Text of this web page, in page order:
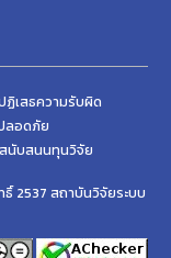
ฏิเสธความรับผิด
ลอดภัย
นับสนนทุนวิจัย
2537 สถาบันวิจัยระบบ